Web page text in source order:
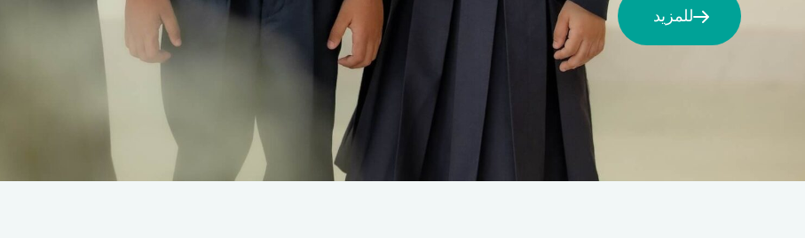
للمزيد